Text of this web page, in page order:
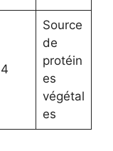
Source
de
protéin
es
végétal
es